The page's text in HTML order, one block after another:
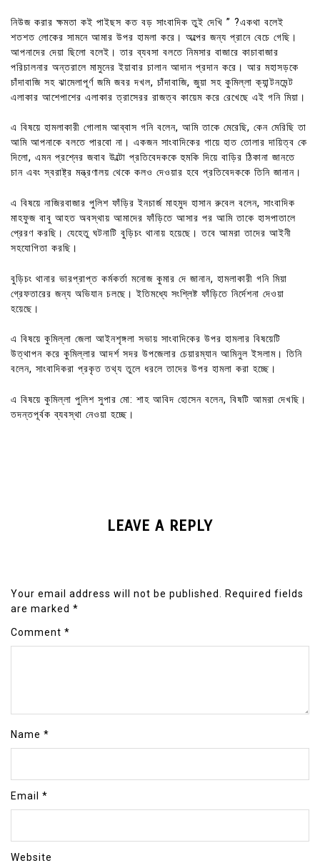
নিউজ করার ক্ষমতা কই পাইছস কত বড় সাংবাদিক তুই দেখি ” ?একথা বলেই
শতশত লোকের সামনে আমার উপর হামলা করে। অল্পের জন্য প্রানে বেচে গেছি।
আপনাদের দেয়া ছিলো বলেই। তার ব্যবসা বলতে নিমসার বাজারে কাচাবাজার
পরিচালনার অন্তরালে মামুনের ইয়াবার চালান আদান প্রদান করে। আর মহাসড়কে
চাঁদাবাজি সহ ঝামেলাপূর্ণ জমি জবর দখল, চাঁদাবাজি, জুয়া সহ কুমিল্লা ক্যান্টনমেন্ট
এলাকার আশেপাশের এলাকার ত্রাসেরর রাজত্ব কায়েম করে রেখেছে এই গনি মিয়া।
এ বিষয়ে হামলাকারী গোলাম আব্বাস গনি বলেন, আমি তাকে মেরেছি, কেন মেরিছি তা
আমি আপনাকে বলতে পারবো না। একজন সাংবাদিকের গায়ে হাত তোলার দায়িত্ব কে
দিলো, এমন প্রশ্নের জবাব উল্টো প্রতিবেদককে হুমকি দিয়ে বাড়ির ঠিকানা জানতে
চান এবং স্বরাষ্ট্র মন্ত্রণালয় থেকে কলও দেওয়ার হবে প্রতিবেদককে তিনি জানান।
এ বিষয়ে নাজিরবাজার পুলিশ ফাঁড়ির ইনচার্জ মাহমুদ হাসান রুবেল বলেন, সাংবাদিক
মাহফুজ বাবু আহত অবস্থায় আমাদের ফাঁড়িতে আসার পর আমি তাকে হাসপাতালে
প্রেরণ করছি। যেহেতু ঘটনাটি বুড়িচং থানায় হয়েছে। তবে আমরা তাদের আইনী
সহযোগিতা করছি।
বুড়িচং থানার ভারপ্রাপ্ত কর্মকর্তা মনোজ কুমার দে জানান, হামলাকারী গনি মিয়া
গ্রেফতারের জন্য অভিযান চলছে। ইতিমধ্যে সংশ্লিষ্ট ফাঁড়িতে নির্দেশনা দেওয়া
হয়েছে।
এ বিষয়ে কুমিল্লা জেলা আইনশৃঙ্গলা সভায় সাংবাদিকের উপর হামলার বিষয়েটি
উত্থাপন করে কুমিল্লার আদর্শ সদর উপজেলার চেয়ারম্যান আমিনুল ইসলাম। তিনি
বলেন, সাংবাদিকরা প্রকৃত তথ্য তুলে ধরলে তাদের উপর হামলা করা হচ্ছে।
এ বিষয়ে কুমিল্লা পুলিশ সুপার মো: শাহ আবিদ হোসেন বলেন, বিষটি আমরা দেখছি।
তদন্তপূর্বক ব্যবস্থা নেওয়া হচ্ছে।
LEAVE A REPLY
Your email address will not be published. Required fields
are marked *
Comment *
Name *
Email *
Website